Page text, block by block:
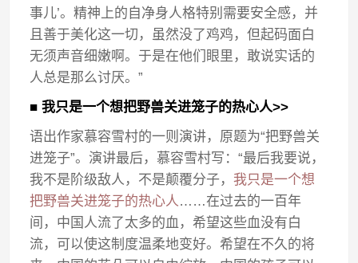
事儿’。精神上的自净身人格特别需要安全感，并
且善于美化这一切，虽然没了鸡鸡，但起码面白
无须声音细嫩啊。于是在他们眼里，敢说实话的
人总是那么讨厌。”
■ 我只是一个想把野兽关进笼子的热心人>>
语出作家慕容雪村的一则演讲，原题为“把野兽关
进笼子”。演讲最后，慕容雪村写：“最后我要说，
我不是阶级敌人，不是颠覆分子，我只是一个想
把野兽关进笼子的热心人……在过去的一百年
间，中国人流了太多的血，希望这些血没有白
流，可以使这制度温柔地变好。希望在不久的将